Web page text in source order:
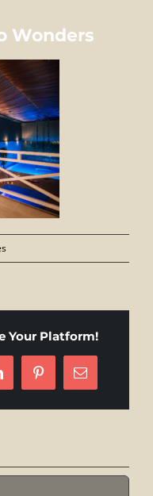
Wonders
Your Platform!
Pinterest
E-
mail